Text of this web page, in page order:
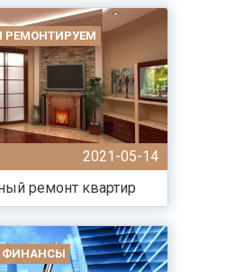
РЕМОНТИРУЕМ
2021-05-14
ремонт квартир
ФИНАНСЫ